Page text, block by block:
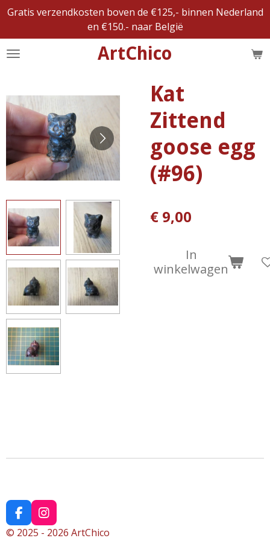
Ga
naar
de
ArtChico
Gratis verzendkosten boven de €125,- binnen Nederland
en €150.- naar België
Kat
Zittend
goose egg
(#96)
€ 9,00
In
winkelwagen
F
a
I
n
© 2025 - 2026 ArtChico